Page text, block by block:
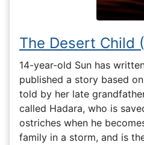
The Desert Child
14-year-old Sun has
published a story based
told by her late
called Hadara, who is
ostriches when he
family in a storm, and is